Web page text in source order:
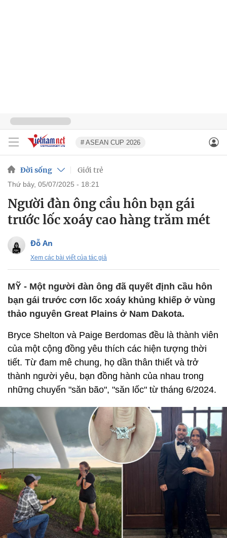
# ASEAN CUP 2026
Đời sống Giới trẻ
thứ bảy, 05/07/2025 - 18:21
Người đàn ông cầu hôn bạn gái
trước lốc xoáy cao hàng trăm mét
Đỗ An
Xem các bài viết của tác giả
MỸ - Một người đàn ông đã quyết định cầu hôn
bạn gái trước cơn lốc xoáy khủng khiếp ở vùng
thảo nguyên Great Plains ở Nam Dakota.
Bryce Shelton và Paige Berdomas đều là thành viên
của một cộng đồng yêu thích các hiện tượng thời
tiết. Từ đam mê chung, họ dần thân thiết và trở
thành người yêu, bạn đồng hành của nhau trong
những chuyến "săn bão", "săn lốc" từ tháng 6/2024.